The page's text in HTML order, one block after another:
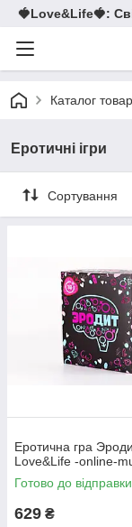
🍓Love&Life🍓:
Каталог
Еротичні ігри
Сортування
Еротична гра
Love&Life -online-
Готово до відправки
629 ₴